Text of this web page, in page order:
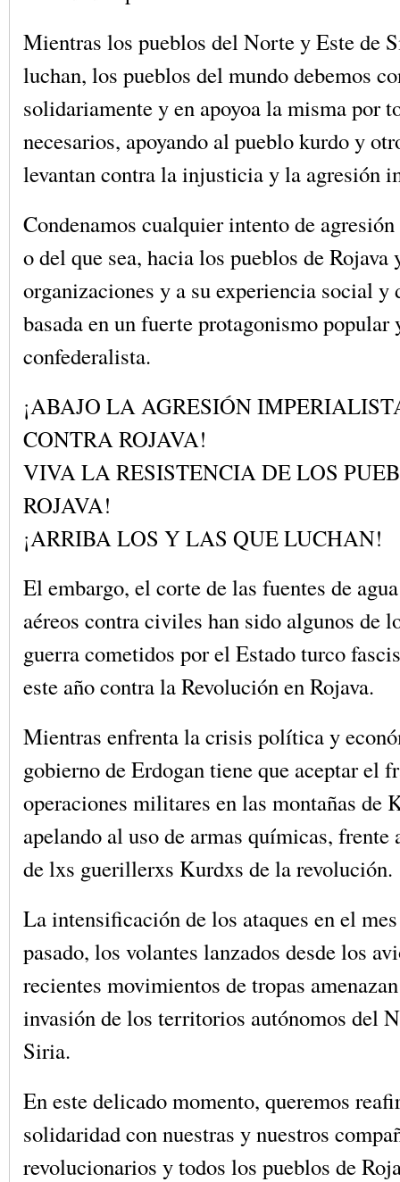
Mientras los pueblos del Norte y Este de
luchan, los pueblos del mundo debemos
solidariamente y en apoyoa la misma por
necesarios, apoyando al pueblo kurdo y
levantan contra la injusticia y la agresión
Condenamos cualquier intento de
o del que sea, hacia los pueblos de Rojava
organizaciones y a su experiencia social y
basada en un fuerte protagonismo popular
confederalista.
¡ABAJO LA AGRESIÓN
CONTRA ROJAVA!
VIVA LA RESISTENCIA DE LOS
ROJAVA!
¡ARRIBA LOS Y LAS QUE LUCHAN!
El embargo, el corte de las fuentes de
aéreos contra civiles han sido algunos de
guerra cometidos por el Estado turco
este año contra la Revolución en Rojava.
Mientras enfrenta la crisis política y
gobierno de Erdogan tiene que aceptar el
operaciones militares en las montañas de
apelando al uso de armas químicas, frente
de lxs guerillerxs Kurdxs de la revolución.
La intensificación de los ataques en el
pasado, los volantes lanzados desde los
recientes movimientos de tropas
invasión de los territorios autónomos del
Siria.
En este delicado momento, queremos
solidaridad con nuestras y nuestros
revolucionarios y todos los pueblos de